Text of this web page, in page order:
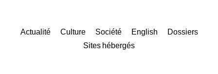
Actualité Culture Société English
Dossiers
Sites hébergés